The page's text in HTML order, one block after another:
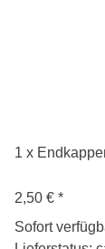
1 x
2,50 € *
Sofort